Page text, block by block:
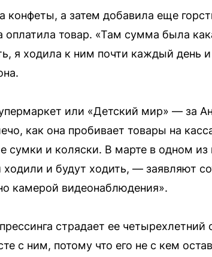
конфеты, а затем добавила еще
оплатила товар. «Там сумма была
я ходила к ним почти каждый день
или «Детский мир» — за
как она пробивает товары на
сумки и коляски. В марте в одном из
ходили и будут ходить, — заявляют
камерой видеонаблюдения».
страдает ее
с ним, потому что его не с кем